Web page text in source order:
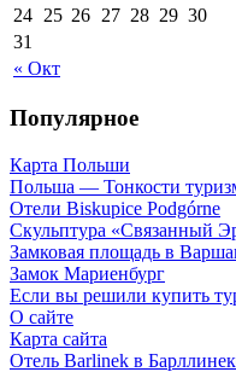
« Окт
24 25 26 27 28 29 30
31
Популярное
Карта Польши
Польша — Тонкости
Отели Biskupice Podgórne
Скульптура «Связанный
Замковая площадь в
Замок Мариенбург
Если вы решили купить
О сайте
Карта сайта
Отель Barlinek в